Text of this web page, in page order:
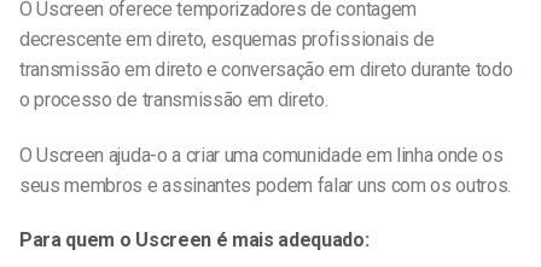
O Uscreen oferece temporizadores de contagem
decrescente em direto, esquemas profissionais de
transmissão em direto e conversação em direto durante todo
o processo de transmissão em direto.
O Uscreen ajuda-o a criar uma comunidade em linha onde os
seus membros e assinantes podem falar uns com os outros.
Para quem o Uscreen é mais adequado: